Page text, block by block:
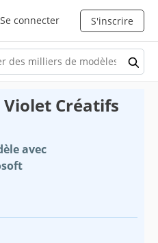
Se connecter S'inscrire
Créatifs
avec